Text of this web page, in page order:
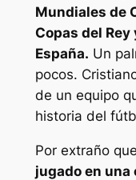
Mundiales de
Copas del
España. Un
pocos.
de un equipo
historia del
Por extraño
jugado en